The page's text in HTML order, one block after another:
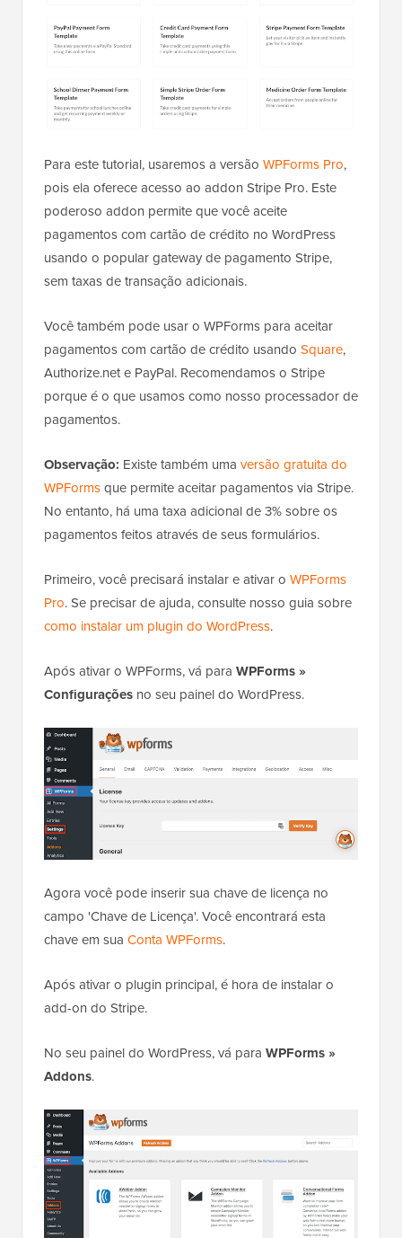
Para este tutorial, usaremos a versão WPForms Pro,
pois ela oferece acesso ao addon Stripe Pro. Este
poderoso addon permite que você aceite
pagamentos com cartão de crédito no WordPress
usando o popular gateway de pagamento Stripe,
sem taxas de transação adicionais.
Você também pode usar o WPForms para aceitar
pagamentos com cartão de crédito usando Square,
Authorize.net e PayPal. Recomendamos o Stripe
porque é o que usamos como nosso processador de
pagamentos.
Observação: Existe também uma versão gratuita do
WPFormsque permite aceitar pagamentos via Stripe.
No entanto, há uma taxa adicional de 3% sobre os
pagamentos feitos através de seus formulários.
Primeiro, você precisará instalar e ativar o WPForms
Pro. Se precisar de ajuda, consulte nosso guia sobre
como instalar um plugin do WordPress.
Após ativar o WPForms, vá para WPForms »
Configurações no seu painel do WordPress.
Agora você pode inserir sua chave de licença no
campo 'Chave de Licença'. Você encontrará esta
chave em sua Conta WPForms.
Após ativar o plugin principal, é hora de instalar o
add-on do Stripe.
No seu painel do WordPress, vá para WPForms »
Addons.